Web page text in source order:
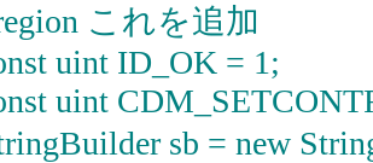
これを追加
uint ID_OK = 1;
uint
sb = new